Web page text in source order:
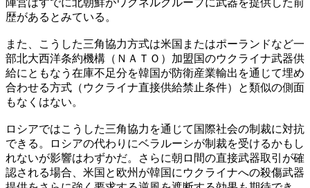
陣営はすでに北朝鮮がワグネルグループに武器を提供した前
歴があるとみている。
また、こうした三角協力方式は米国またはポーランドなど一
部北大西洋条約機構（ＮＡＴＯ）加盟国のウクライナ武器供
給にともなう在庫不足分を韓国が防衛産業輸出を通じて埋め
合わせる方式（ウクライナ直接供給禁止条件）と類似の側面
もなくはない。
ロシアではこうした三角協力を通じて国際社会の制裁に対抗
できる。ロシアの代わりにベラルーシが制裁を受けるかもし
れないが影響はわずかだ。さらに朝ロ間の直接武器取引が確
認される場合、米国と欧州が韓国にウクライナへの殺傷武器